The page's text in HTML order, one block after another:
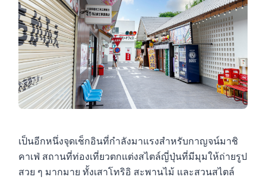
เป็นอีกหนึ่งจุดเช็กอินที่กำลังมาแรงสำหรับกาญจน์มาชิ
คาเฟ่ สถานที่ท่องเที่ยวตกแต่งสไตล์ญี่ปุ่นที่มีมุมให้ถ่ายรูป
สวย ๆ มากมาย ทั้งเสาโทริอิ สะพานไม้ และสวนสไตล์